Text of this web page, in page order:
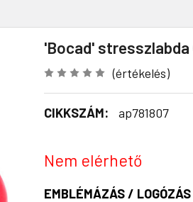
'Bocad' stresszlabda
(értékelés)
CIKKSZÁM: ap781807
Nem elérhető
EMBLÉMÁZÁS /